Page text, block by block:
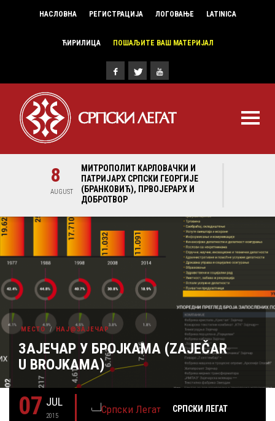
НАСЛОВНА РЕГИСТРАЦИЈА ЛОГОВАЊЕ LATINICA
ЋИРИЛИЦА ПОШАЉИТЕ ВАШ МАТЕРИЈАЛ
8
AUGUST
МИТРОПОЛИТ КАРЛОВАЧКИ И
ПАТРИЈАРХ СРПСКИ ГЕОРГИЈЕ
(БРАНКОВИЋ), ПРВОЈЕРАРХ И
ДОБРОТВОР
МЕСТО НАЈ@ЗАЈЕЧАР
ЗАЈЕЧАР У БРОЈКАМА (ZAJEČAR
U BROJKAMA)
07 JUL
2015
СРПСКИ ЛЕГАТ